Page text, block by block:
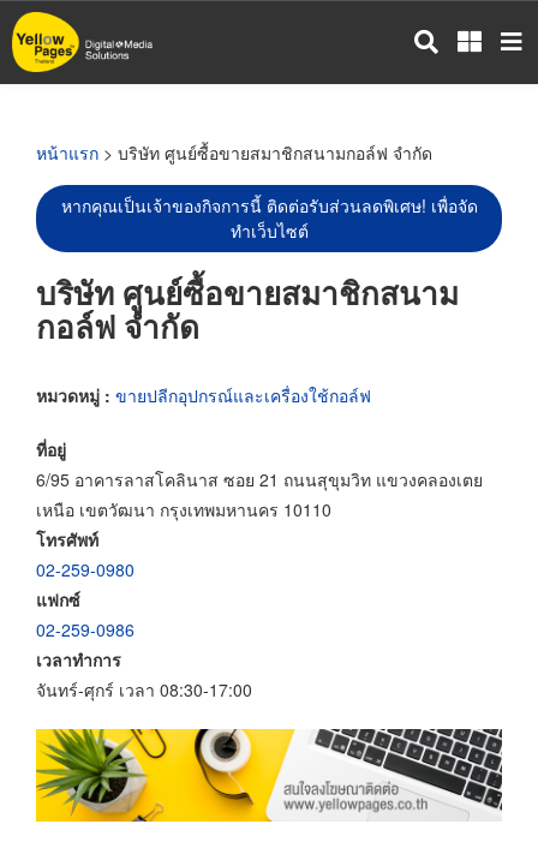
ข้าม
ไป
หน้าแรก > บริษัท ศูนย์ซื้อขายสมาชิกสนามกอล์ฟ จำกัด
หากคุณเป็นเจ้าของกิจการนี้ ติดต่อรับส่วนลดพิเศษ! เพื่อจัด
ทำเว็บไซต์
บริษัท ศูนย์ซื้อขายสมาชิกสนาม
กอล์ฟ จำกัด
หมวดหมู่ : ขายปลีกอุปกรณ์และเครื่องใช้กอล์ฟ
ที่อยู่
6/95 อาคารลาสโคลินาส ซอย 21 ถนนสุขุมวิท แขวงคลองเตย
เหนือ เขตวัฒนา กรุงเทพมหานคร 10110
โทรศัพท์
02-259-0980
แฟกซ์
02-259-0986
เวลาทำการ
จันทร์-ศุกร์ เวลา 08:30-17:00